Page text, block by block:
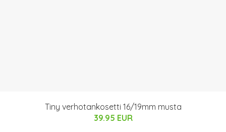
Tiny verhotankosetti 16/19mm musta
39.95 EUR